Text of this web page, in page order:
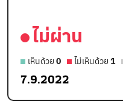
ไม่ผ่าน
เห็นด้วย 0 ไม่เห็นด้วย 1
7.9.2022